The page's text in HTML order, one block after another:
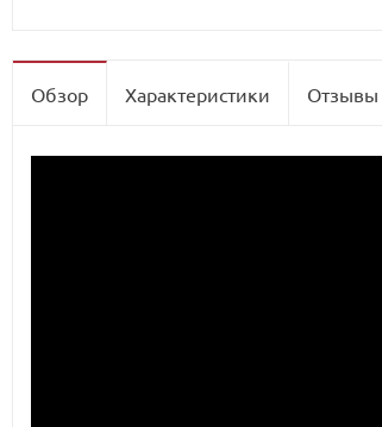
Обзор Характеристики Отзывы